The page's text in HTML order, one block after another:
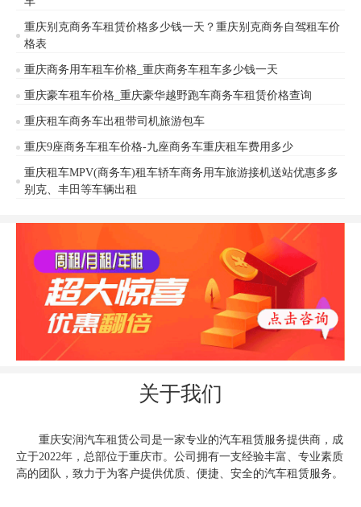
重庆别克商务车租赁价格多少钱一天？重庆别克商务自驾租车价
格表
重庆商务用车租车价格_重庆商务车租车多少钱一天
重庆豪车租车价格_重庆豪华越野跑车商务车租赁价格查询
重庆租车商务车出租带司机旅游包车
重庆9座商务车租车价格-九座商务车重庆租车费用多少
重庆租车MPV(商务车)租车轿车商务用车旅游接机送站优惠多多
别克、丰田等车辆出租
关于我们
重庆安润汽车租赁公司是一家专业的汽车租赁服务提供商，成
立于2022年，总部位于重庆市。公司拥有一支经验丰富、专业素质
高的团队，致力于为客户提供优质、便捷、安全的汽车租赁服务。